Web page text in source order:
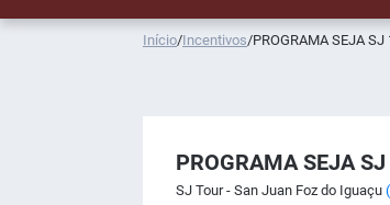
Início/Incentivos/PROGRAMA SEJA SJ
PROGRAMA SEJA
SJ Tour - San Juan Foz do Iguaçu